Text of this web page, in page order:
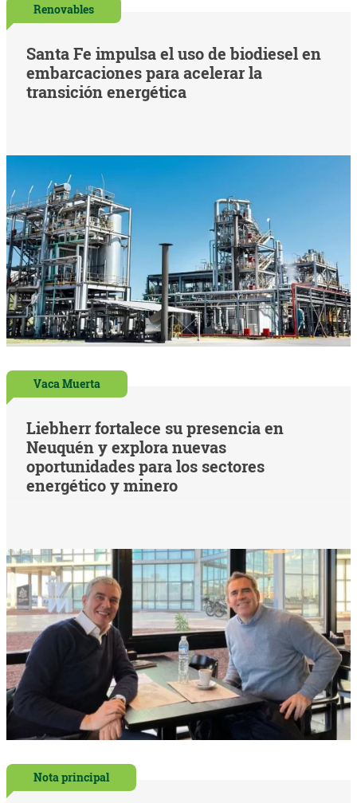
Renovables
Santa Fe impulsa el uso de biodiesel en
embarcaciones para acelerar la
transición energética
Vaca Muerta
Liebherr fortalece su presencia en
Neuquén y explora nuevas
oportunidades para los sectores
energético y minero
Nota principal